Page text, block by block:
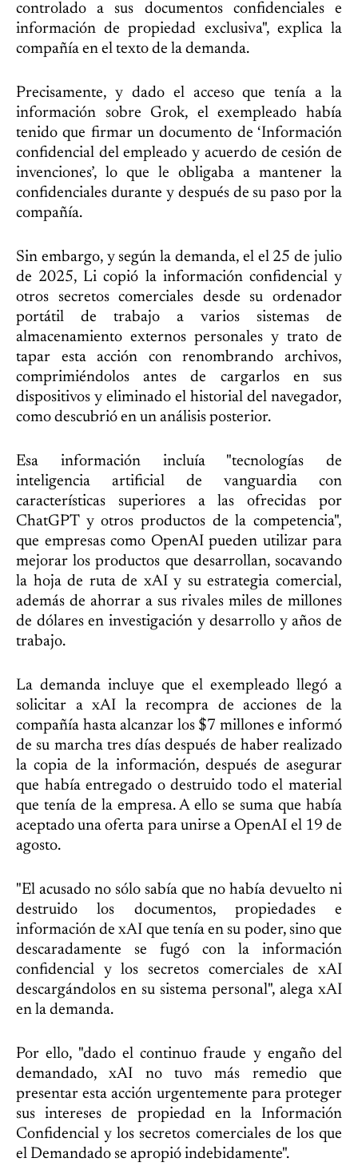
controlado a sus documentos confidenciales e
información de propiedad exclusiva", explica la
compañía en el texto de la demanda.
Precisamente, y dado el acceso que tenía a la
información sobre Grok, el exempleado había
tenido que firmar un documento de ‘Información
confidencial del empleado y acuerdo de cesión de
invenciones’, lo que le obligaba a mantener la
confidenciales durante y después de su paso por la
compañía.
Sin embargo, y según la demanda, el el 25 de julio
de 2025, Li copió la información confidencial y
otros secretos comerciales desde su ordenador
portátil de trabajo a varios sistemas de
almacenamiento externos personales y trato de
tapar esta acción con renombrando archivos,
comprimiéndolos antes de cargarlos en sus
dispositivos y eliminado el historial del navegador,
como descubrió en un análisis posterior.
Esa información incluía "tecnologías de
inteligencia artificial de vanguardia con
características superiores a las ofrecidas por
ChatGPT y otros productos de la competencia",
que empresas como OpenAI pueden utilizar para
mejorar los productos que desarrollan, socavando
la hoja de ruta de xAI y su estrategia comercial,
además de ahorrar a sus rivales miles de millones
de dólares en investigación y desarrollo y años de
trabajo.
La demanda incluye que el exempleado llegó a
solicitar a xAI la recompra de acciones de la
compañía hasta alcanzar los $7 millones e informó
de su marcha tres días después de haber realizado
la copia de la información, después de asegurar
que había entregado o destruido todo el material
que tenía de la empresa. A ello se suma que había
aceptado una oferta para unirse a OpenAI el 19 de
agosto.
"El acusado no sólo sabía que no había devuelto ni
destruido los documentos, propiedades e
información de xAI que tenía en su poder, sino que
descaradamente se fugó con la información
confidencial y los secretos comerciales de xAI
descargándolos en su sistema personal", alega xAI
en la demanda.
Por ello, "dado el continuo fraude y engaño del
demandado, xAI no tuvo más remedio que
presentar esta acción urgentemente para proteger
sus intereses de propiedad en la Información
Confidencial y los secretos comerciales de los que
el Demandado se apropió indebidamente".